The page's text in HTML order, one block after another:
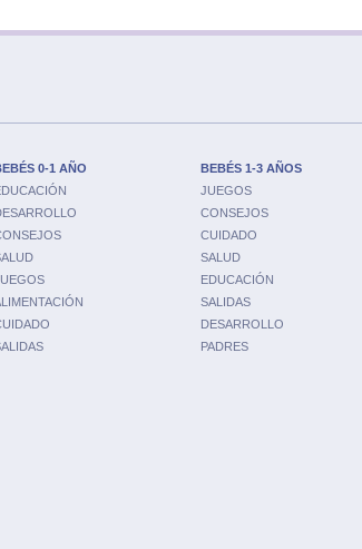
0-1 AÑO
BEBÉS 1-3 AÑOS
JUEGOS
CONSEJOS
CUIDADO
SALUD
EDUCACIÓN
SALIDAS
DESARROLLO
PADRES